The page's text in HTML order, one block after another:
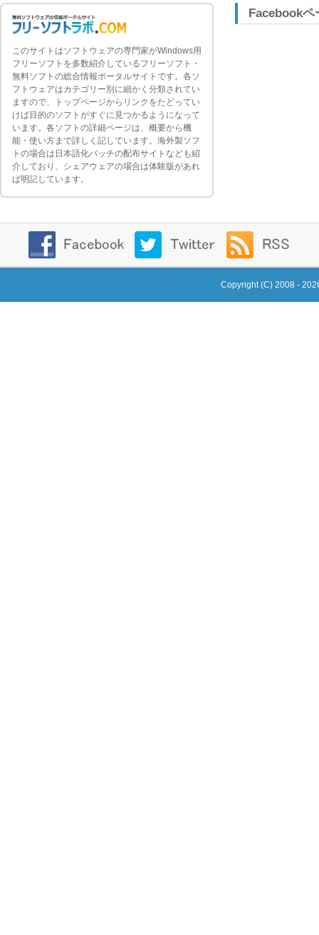
このサイトはソフトウェアの専門家がWindows用
フリーソフトを多数紹介しているフリーソフト・
無料ソフトの総合情報ポータルサイトです。各ソ
フトウェアはカテゴリー別に細かく分類されてい
ますので、トップページからリンクをたどってい
けば目的のソフトがすぐに見つかるようになって
います。各ソフトの詳細ページは、概要から機
能・使い方まで詳しく記しています。海外製ソフ
トの場合は日本語化パッチの配布サイトなども紹
介しており、シェアウェアの場合は体験版があれ
ば明記しています。
Facebookペ
Copyright (C) 2008 -